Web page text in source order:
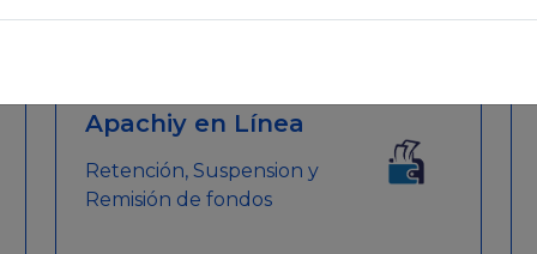
Apachiy en Línea
Retención, Suspension y
Remisión de fondos